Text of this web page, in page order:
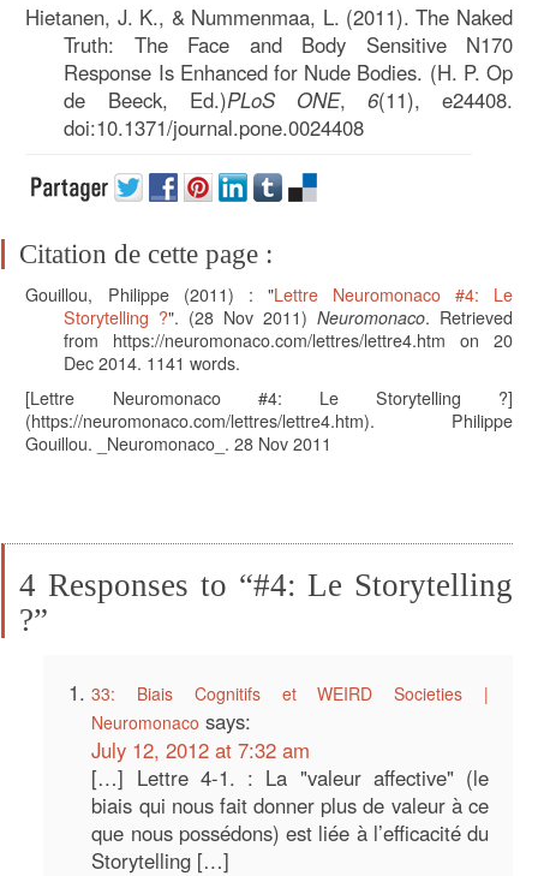
Hietanen, J. K., & Nummenmaa, L. (2011). The Naked
Truth: The Face and Body Sensitive N170
Response Is Enhanced for Nude Bodies. (H. P. Op
de Beeck, Ed.)PLoS ONE, 6(11), e24408.
doi:10.1371/journal.pone.0024408
Citation de cette page :
Gouillou, Philippe(2011) : "Lettre Neuromonaco #4: Le
Storytelling ?". (28 Nov 2011) Neuromonaco. Retrieved
from https://neuromonaco.com/lettres/lettre4.htm on 20
Dec 2014. 1141 words.
[Lettre Neuromonaco #4: Le Storytelling ?]
(https://neuromonaco.com/lettres/lettre4.htm). Philippe
Gouillou. _Neuromonaco_. 28 Nov 2011
4 Responses to “#4: Le Storytelling
?”
33: Biais Cognitifs et WEIRD Societies |
Neuromonaco says:
July 12, 2012 at 7:32 am
[…] Lettre 4-1. : La "valeur affective" (le
biais qui nous fait donner plus de valeur à ce
que nous possédons) est liée à l’efficacité du
Storytelling […]